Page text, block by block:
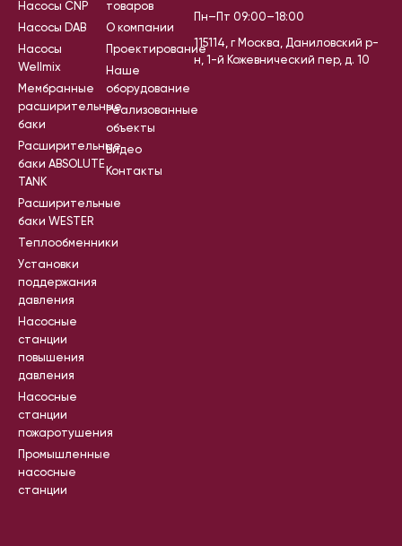
Насосы CNP
Насосы DAB
Насосы
Wellmix
Мембранные
расширительные
баки
Расширительные
баки ABSOLUTE
TANK
Расширительные
баки WESTER
Теплообменники
Установки
поддержания
давления
Насосные
станции
повышения
давления
Насосные
станции
пожаротушения
Промышленные
насосные
станции
товаров
О компании
Проектирование
Наше
оборудование
Реализованные
объекты
Видео
Контакты
Пн–Пт 09:00–18:00
115114, г Москва, Даниловский р-
н, 1-й Кожевнический пер, д. 10